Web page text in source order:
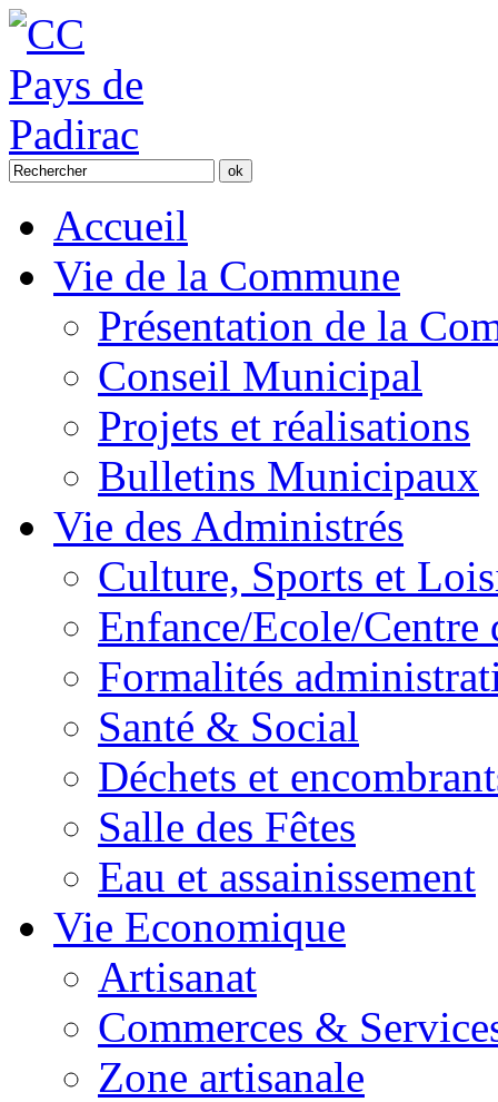
Accueil
Vie de la Commune
Présentation de la
Conseil Municipal
Projets et réalisations
Bulletins Municipaux
Vie des Administrés
Culture, Sports et
Enfance/Ecole/Centre
Formalités
Santé & Social
Déchets et
Salle des Fêtes
Eau et assainissement
Vie Economique
Artisanat
Commerces &
Zone artisanale